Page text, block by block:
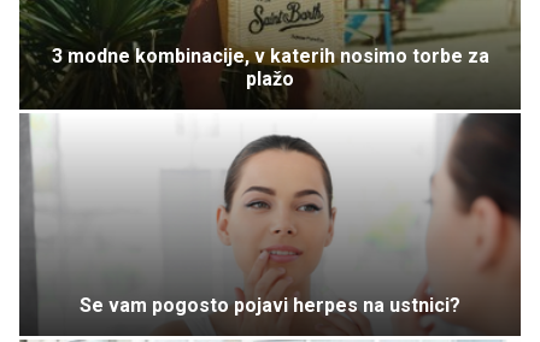
3 modne kombinacije, v katerih nosimo torbe za
plažo
Se vam pogosto pojavi herpes na ustnici?